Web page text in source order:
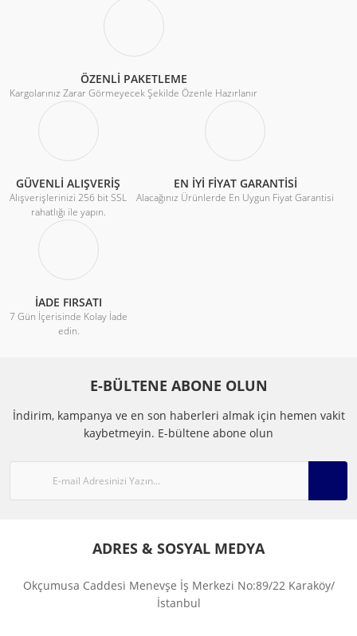
ÖZENLİ PAKETLEME
Kargolarınız Zarar Görmeyecek Şekilde Özenle Hazırlanır
GÜVENLİ ALIŞVERİŞ
Alışverişlerinizi 256 bit SSL
rahatlığı ile yapın.
EN İYİ FİYAT GARANTİSİ
Alacağınız Ürünlerde En Uygun Fiyat Garantisi
İADE FIRSATI
7 Gün İçerisinde Kolay İade
edin.
E-BÜLTENE ABONE OLUN
İndirim, kampanya ve en son haberleri almak için hemen vakit
kaybetmeyin. E-bültene abone olun
ADRES & SOSYAL MEDYA
Okçumusa Caddesi Menevşe İş Merkezi No:89/22 Karaköy/
İstanbul